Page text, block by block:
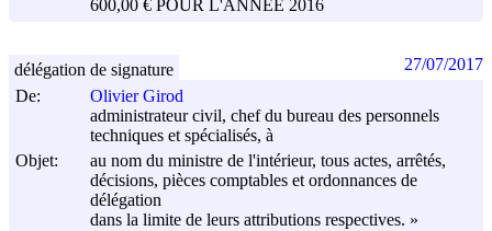
600,00 € POUR L'ANNÉE 2016
De:
Olivier Girod
administrateur civil, chef du bureau des personnels
techniques et spécialisés, à
Objet:
au nom du ministre de l'intérieur, tous actes, arrêtés,
décisions, pièces comptables et ordonnances de
délégation
dans la limite de leurs attributions respectives. »
délégation de signature 27/07/2017